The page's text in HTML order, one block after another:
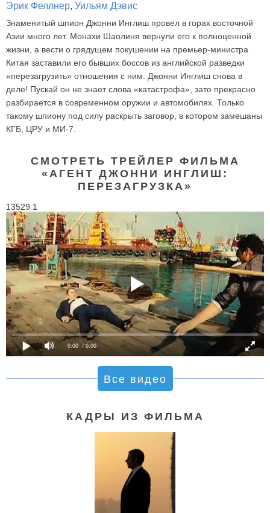
Эрик Феллнер, Уильям Дэвис
Знаменитый шпион Джонни Инглиш провел в горах восточной
Азии много лет. Монахи Шаолиня вернули его к полноценной
жизни, а вести о грядущем покушении на премьер-министра
Китая заставили его бывших боссов из английской разведки
«перезагрузить» отношения с ним. Джонни Инглиш снова в
деле! Пускай он не знает слова «катастрофа», зато прекрасно
разбирается в современном оружии и автомобилях. Только
такому шпиону под силу раскрыть заговор, в котором замешаны
КГБ, ЦРУ и МИ-7.
СМОТРЕТЬ ТРЕЙЛЕР ФИЛЬМА
«АГЕНТ ДЖОННИ ИНГЛИШ:
ПЕРЕЗАГРУЗКА»
13529 1
0:00 / 0:00
Все видео
КАДРЫ ИЗ ФИЛЬМА